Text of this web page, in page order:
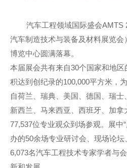
2018-
汽车工程领域国际盛会AMTS
汽车制造技术与装备及材料展览会
博览中心圆满落幕。
本届展会共有来自30个国家和地
积达到创纪录的100,000平方米，
自荷兰、瑞典、美国、德国、瑞士
新西兰、马来西亚、西班牙、加拿
77,537位专业观众到场参观。展中
办的50余场专业研讨会、现场论
6,073名汽车工程技术专家学者与